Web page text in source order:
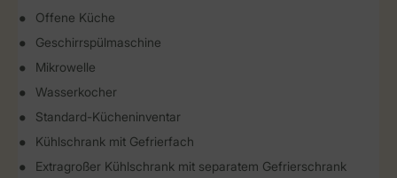
Offene Küche
Geschirrspülmaschine
Mikrowelle
Wasserkocher
Standard-Kücheninventar
Kühlschrank mit Gefrierfach
Extragroßer Kühlschrank mit separatem Gefrierschrank